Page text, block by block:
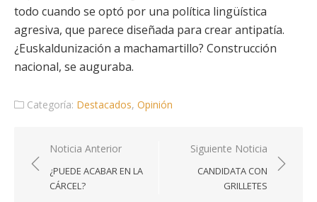
todo cuando se optó por una política lingüística
agresiva, que parece diseñada para crear antipatía.
¿Euskaldunización a machamartillo? Construcción
nacional, se auguraba.
Categoría: Destacados, Opinión
Navegación
de
entradas
Noticia Anterior
¿PUEDE ACABAR EN LA
CÁRCEL?
Siguiente Noticia
CANDIDATA CON
GRILLETES